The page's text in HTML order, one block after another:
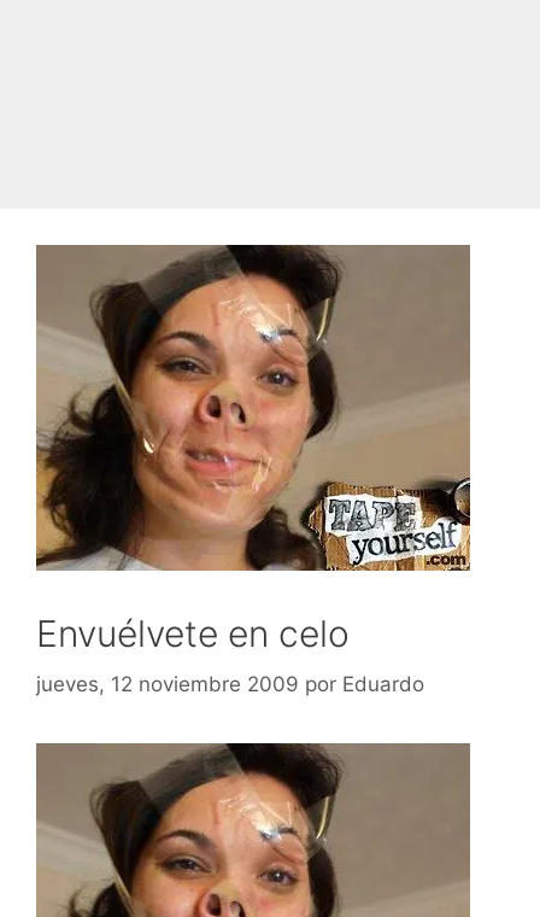
Envuélvete en celo
jueves, 12 noviembre 2009 por Eduardo